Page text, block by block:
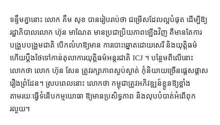
ទន្ទឹមគ្នា​នោះ លោក គឹម សុខ បាន​រៀបរាប់​ថា ជម្រើស​ដែល​ល្អ​បំផុត ដើម្បី​ឱ្យ​
រដ្ឋាភិបាល​លោក ហ៊ុន មាណែត មាន​ប្រជាប្រិយភាព​ឡើងវិញ គឺ​មាន​តែ​ការ
បង្រួបបង្រួម​ជាតិ បើក​លំហ​ឱ្យ​មាន ការបោះឆ្នោត​ដោយ​សេរី និង​យុត្តិធម៌
ហើយ​ប្ដឹង​ថៃ​ទៅកាន់​តុលាការ​យុត្តិធម៌​អន្តរជាតិ ICJ ។ បន្ថែម​ពីលើ​នោះ
លោក​ថា លោក ហ៊ុន សែន ត្រូវ​រក្សា​ភាព​ស្ងប់ស្ងាត់ កុំ​និយាយ​ច្រើន​ផ្ដេសផ្ដាស​
រឿង​ព្រំដែន​។ ស្រប​ពេល​នោះ លោក​ថា កម្ពុជា​ត្រូវ​អភិវឌ្ឍន៍​ខ្លួន​ឱ្យ​ខ្លាំង​
តាមរយៈ​ធ្វើ​ទំនើបកម្ម​យោធា ឱ្យ​មាន​ប្រសិទ្ធភាព និង​លុបបំបាត់​អំពើពុក
រលួយ។